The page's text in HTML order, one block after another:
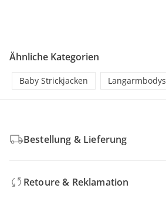
Ähnliche Kategorien
Baby Strickjacken Langarmbodys
Bestellung & Lieferung
Retoure & Reklamation